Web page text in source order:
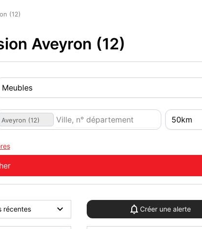
(12)
Aveyron (12)
Aveyron (12)
Créer une alerte